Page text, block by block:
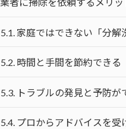
5.1. 家庭ではできない「分解
5.2. 時間と手間を節約できる
5.3. トラブルの発見と予防が
5.4. プロからアドバイスを受